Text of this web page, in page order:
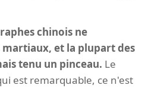
chinois ne
et la plupart des
tenu un pinceau. Le
est remarquable, ce n'est